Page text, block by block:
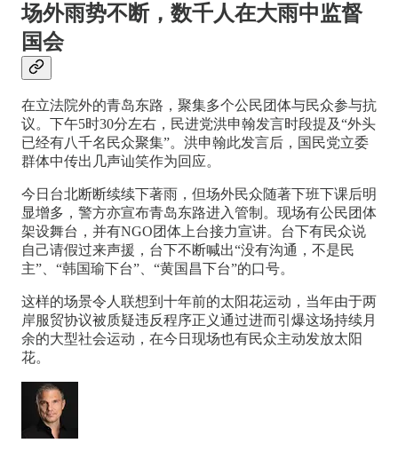
场外雨势不断，数千人在大雨中监督
国会
在立法院外的青岛东路，聚集多个公民团体与民众参与抗
议。下午5时30分左右，民进党洪申翰发言时段提及“外头
已经有八千名民众聚集”。洪申翰此发言后，国民党立委
群体中传出几声讪笑作为回应。
今日台北断断续续下著雨，但场外民众随著下班下课后明
显增多，警方亦宣布青岛东路进入管制。现场有公民团体
架设舞台，并有NGO团体上台接力宣讲。台下有民众说
自己请假过来声援，台下不断喊出“没有沟通，不是民
主”、“韩国瑜下台”、“黄国昌下台”的口号。
这样的场景令人联想到十年前的太阳花运动，当年由于两
岸服贸协议被质疑违反程序正义通过进而引爆这场持续月
余的大型社会运动，在今日现场也有民众主动发放太阳
花。